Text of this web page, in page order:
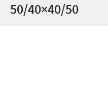
50/40×40/50